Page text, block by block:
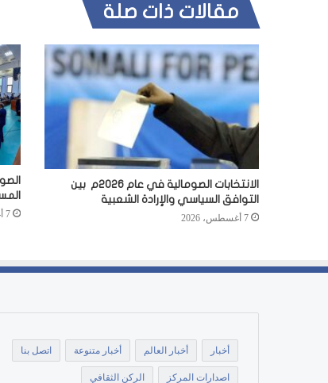
مقالات ذات صلة
الانتخابات الصومالية في عام 2026م بين
التوافق السياسي والإرادة الشعبية
7 أغسطس، 2026 7 أغسطس، 2026
أخبار أخبار العالم أخبار متنوعة اتصل بنا
اصدارات المركز الركن الثقافي